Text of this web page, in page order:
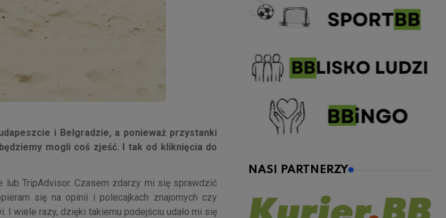
i Belgradzie, a ponieważ przystanki
mogli coś zjeść. I tak od kliknięcia do
TripAdvisor. Czasem zdarzy mi się sprawdzić
się na opinii i polecajkach znajomych czy
I wiele razy, dzięki takiemu podejściu udało mi się
NASI PARTNERZY